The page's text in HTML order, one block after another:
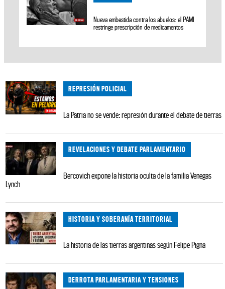
Nueva embestida contra los abuelos: el PAMI
restringe prescripción de medicamentos
REPRESIÓN POLICIAL
La Patria no se vende: represión durante el debate de tierras
REVELACIONES Y DEBATE PARLAMENTARIO
Bercovich expone la historia oculta de la familia Venegas
Lynch
HISTORIA Y SOBERANÍA TERRITORIAL
La historia de las tierras argentinas según Felipe Pigna
DERROTA PARLAMENTARIA Y TENSIONES